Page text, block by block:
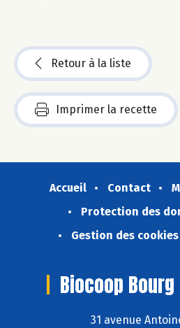
Retour à la liste
Imprimer la recette
Accueil Contact
Protection des
Gestion des cookies
Biocoop
31 avenue